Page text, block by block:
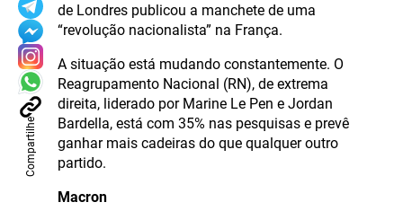
Compartilhe
de Londres publicou a manchete de uma
“revolução nacionalista” na França.
A situação está mudando constantemente. O
Reagrupamento Nacional (RN), de extrema
direita, liderado por Marine Le Pen e Jordan
Bardella, está com 35% nas pesquisas e prevê
ganhar mais cadeiras do que qualquer outro
partido.
Macron